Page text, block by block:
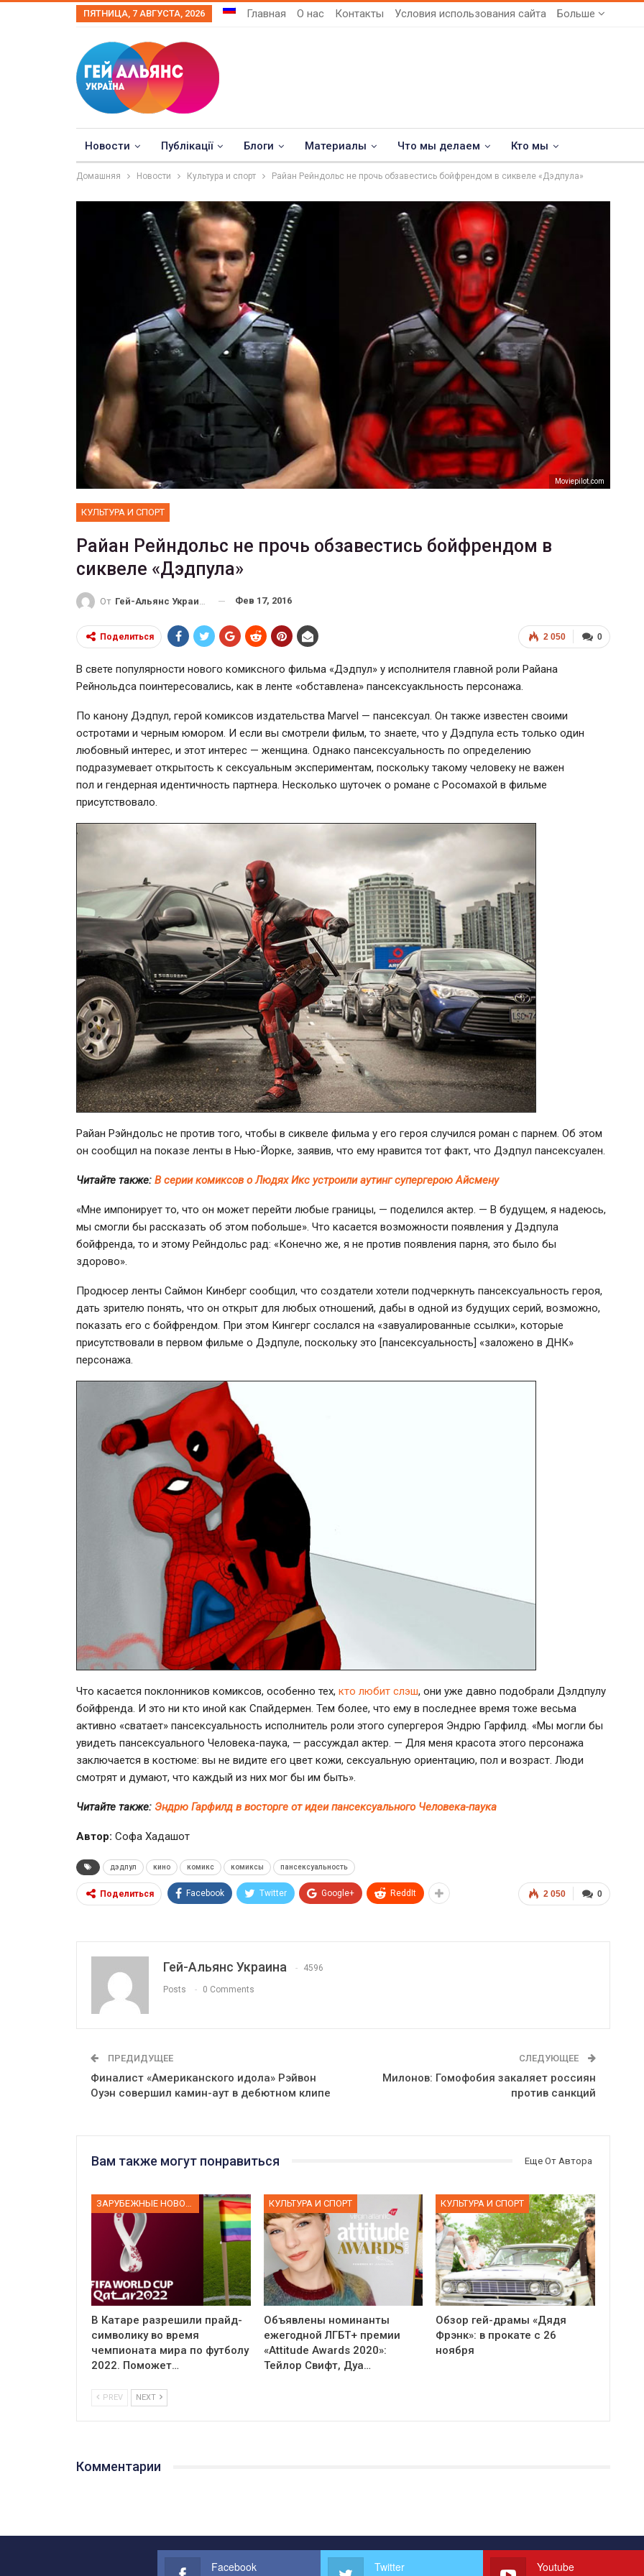
ПЯТНИЦА, 7 АВГУСТА, 2026 Главная О нас Контакты Условия использования сайта Больше
Новости Публікації Блоги Материалы Что мы делаем Кто мы
Домашняя Новости Культура и спорт Райан Рейндольс не прочь обзавестись бойфрендом в сиквеле «Дэдпула»
Moviepilot.com
КУЛЬТУРА И СПОРТ
Райан Рейндольс не прочь обзавестись бойфрендом в
сиквеле «Дэдпула»
От Гей-Альянс Украина Фев 17, 2016
0
2 050
Поделиться
В свете популярности нового комиксного фильма «Дэдпул» у исполнителя главной роли Райана
Рейнольдса поинтересовались, как в ленте «обставлена» пансексуакльность персонажа.
По канону Дэдпул, герой комиксов издательства Marvel — пансексуал. Он также известен своими
остротами и черным юмором. И если вы смотрели фильм, то знаете, что у Дэдпула есть только один
любовный интерес, и этот интерес — женщина. Однако пансексуальность по определению
подразумевает открытость к сексуальным экспериментам, поскольку такому человеку не важен
пол и гендерная идентичность партнера. Несколько шуточек о романе с Росомахой в фильме
присутствовало.
Райан Рэйндольс не против того, чтобы в сиквеле фильма у его героя случился роман с парнем. Об этом
он сообщил на показе ленты в Нью-Йорке, заявив, что ему нравится тот факт, что Дэдпул пансексуален.
Читайте также: В серии комиксов о Людях Икс устроили аутинг супергерою Айсмену
«Мне импонирует то, что он может перейти любые границы, — поделился актер. — В будущем, я надеюсь,
мы смогли бы рассказать об этом побольше». Что касается возможности появления у Дэдпула
бойфренда, то и этому Рейндольс рад: «Конечно же, я не против появления парня, это было бы
здорово».
Продюсер ленты Саймон Кинберг сообщил, что создатели хотели подчеркнуть пансексуальность героя,
дать зрителю понять, что он открыт для любых отношений, дабы в одной из будущих серий, возможно,
показать его с бойфрендом. При этом Кингерг сослался на «завуалированные ссылки», которые
присутствовали в первом фильме о Дэдпуле, поскольку это [пансексуальность] «заложено в ДНК»
персонажа.
Что касается поклонников комиксов, особенно тех, кто любит слэш, они уже давно подобрали Дэлдпулу
бойфренда. И это ни кто иной как Спайдермен. Тем более, что ему в последнее время тоже весьма
активно «сватает» пансексуальность исполнитель роли этого супергероя Эндрю Гарфилд. «Мы могли бы
увидеть пансексуального Человека-паука, — рассуждал актер. — Для меня красота этого персонажа
заключается в костюме: вы не видите его цвет кожи, сексуальную ориентацию, пол и возраст. Люди
смотрят и думают, что каждый из них мог бы им быть».
Читайте также: Эндрю Гарфилд в восторге от идеи пансексуального Человека-паука
Автор: Софа Хадашот
дэдпул кино комикс комиксы пансексуальность
0
2 050
Поделиться Facebook Twitter Google+ ReddIt
Гей-Альянс Украина 4596
Posts 0 Comments
ПРЕДИДУЩЕЕ
Финалист «Американского идола» Рэйвон
Оуэн совершил камин-аут в дебютном клипе
СЛЕДУЮЩЕЕ
Милонов: Гомофобия закаляет россиян
против санкций
Вам также могут понравиться Еще От Автора
ЗАРУБЕЖНЫЕ НОВОСТИ
В Катаре разрешили прайд-
символику во время
чемпионата мира по футболу
2022. Поможет…
КУЛЬТУРА И СПОРТ
Объявлены номинанты
ежегодной ЛГБТ+ премии
«Attitude Awards 2020»:
Тейлор Свифт, Дуа…
КУЛЬТУРА И СПОРТ
Обзор гей-драмы «Дядя
Фрэнк»: в прокате с 26
ноября
PREV NEXT
Комментарии
ФОТО
Военнослужащие-трансгендеры
Июл 27, 2017
ФОТО
В Берлине отпраздновали
легализацию гей-браков
ГЕЙ-АЛЬЯНС УКРАИНА Июл 2, 2017 0
Facebook Twitter Youtube